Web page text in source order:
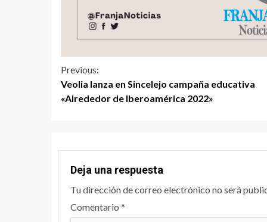
Previous:
Veolia lanza en Sincelejo campaña educativa
«Alrededor de Iberoamérica 2022»
Deja una respuesta
Tu dirección de correo electrónico no será
Comentario *